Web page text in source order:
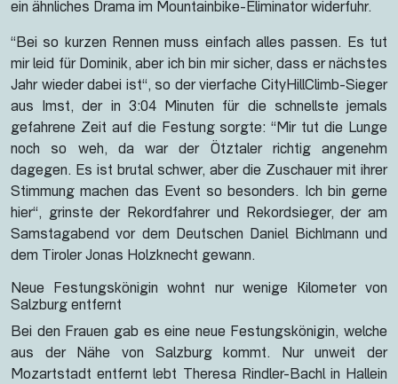
ein ähnliches Drama im Mountainbike-Eliminator widerfuhr.
“Bei so kurzen Rennen muss einfach alles passen. Es tut
mir leid für Dominik, aber ich bin mir sicher, dass er nächstes
Jahr wieder dabei ist“, so der vierfache CityHillClimb-Sieger
aus Imst, der in 3:04 Minuten für die schnellste jemals
gefahrene Zeit auf die Festung sorgte: “Mir tut die Lunge
noch so weh, da war der Ötztaler richtig angenehm
dagegen. Es ist brutal schwer, aber die Zuschauer mit ihrer
Stimmung machen das Event so besonders. Ich bin gerne
hier“, grinste der Rekordfahrer und Rekordsieger, der am
Samstagabend vor dem Deutschen Daniel Bichlmann und
dem Tiroler Jonas Holzknecht gewann.
Neue Festungskönigin wohnt nur wenige Kilometer von
Salzburg entfernt
Bei den Frauen gab es eine neue Festungskönigin, welche
aus der Nähe von Salzburg kommt. Nur unweit der
Mozartstadt entfernt lebt Theresa Rindler-Bachl in Hallein